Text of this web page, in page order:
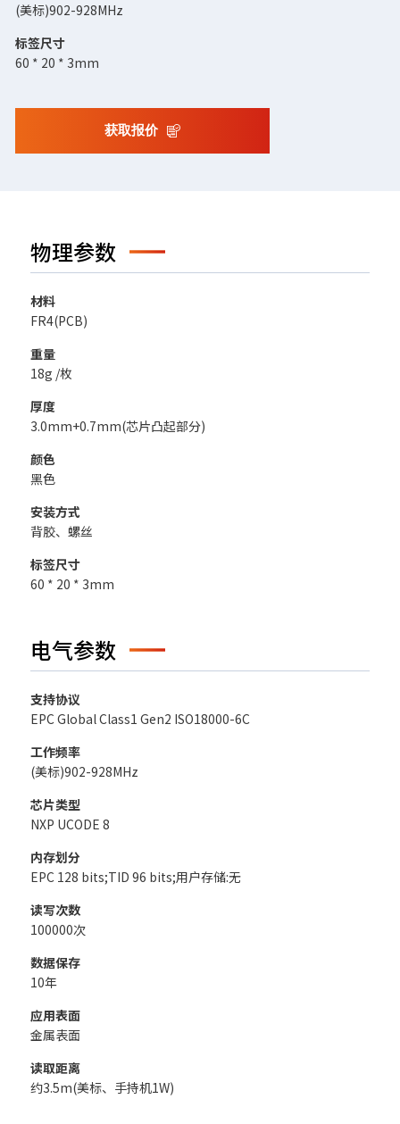
(美标)902-928MHz
标签尺寸
60 * 20 * 3mm
获取报价
物理参数
材料
FR4(PCB)
重量
18g /枚
厚度
3.0mm+0.7mm(芯片凸起部分)
颜色
黑色
安装方式
背胶、螺丝
标签尺寸
60 * 20 * 3mm
电气参数
支持协议
EPC Global Class1 Gen2 ISO18000-6C
工作频率
(美标)902-928MHz
芯片类型
NXP UCODE 8
内存划分
EPC 128 bits;TID 96 bits;用户存储:无
读写次数
100000次
数据保存
10年
应用表面
金属表面
读取距离
约3.5m(美标、手持机1W)